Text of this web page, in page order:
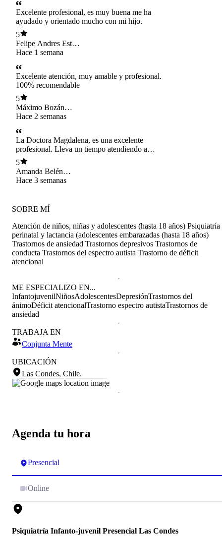
Excelente profesional, es muy buena me ha
ayudado y orientado mucho con mi hijo.
5
Felipe Andres Estay
Sepulveda
Hace 1 semana
Excelente atención, muy amable y profesional.
100% recomendable
5
Máximo Bozán
Herrera
Hace 2 semanas
La Doctora Magdalena, es una excelente
profesional. Lleva un tiempo atendiendo a
nuestra hija y se ha visto un gran avance en ella.
Además, es certera y explica con detalle si hay
dudas.
5
Amanda Belén
Araya Urra
Hace 3 semanas
Agenda tu hora
Presencial
Online
Psiquiatría Infanto-juvenil Presencial Las Condes
SOBRE MÍ
Atención de niños, niñas y adolescentes (hasta 18 años) Psiquiatría
perinatal y lactancia (adolescentes embarazadas (hasta 18 años)
Trastornos de ansiedad Trastornos depresivos Trastornos de
conducta Trastornos del espectro autista Trastorno de déficit
atencional
ME ESPECIALIZO EN...
InfantojuvenilNiñosAdolescentesDepresiónTrastornos del
ánimoDéficit atencionalTrastorno espectro autistaTrastornos de
ansiedad
TRABAJA EN
Conjunta Mente
UBICACIÓN
Las Condes, Chile.